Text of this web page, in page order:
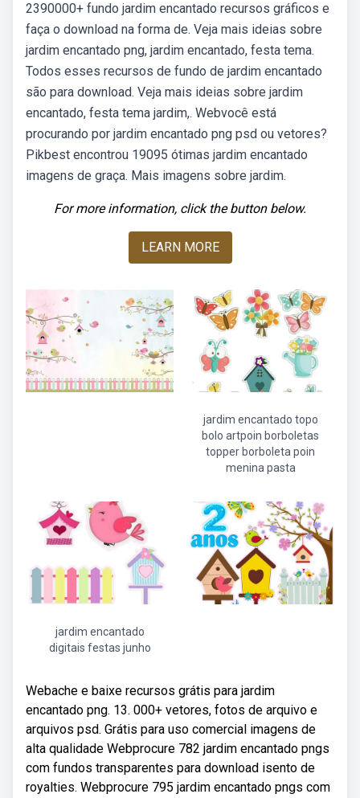
2390000+ fundo jardim encantado recursos gráficos e
faça o download na forma de. Veja mais ideias sobre
jardim encantado png, jardim encantado, festa tema.
Todos esses recursos de fundo de jardim encantado
são para download. Veja mais ideias sobre jardim
encantado, festa tema jardim,. Webvocê está
procurando por jardim encantado png psd ou vetores?
Pikbest encontrou 19095 ótimas jardim encantado
imagens de graça. Mais imagens sobre jardim.
For more information, click the button below.
LEARN MORE
jardim encantado topo
bolo artpoin borboletas
topper borboleta poin
menina pasta
jardim encantado
digitais festas junho
Webache e baixe recursos grátis para jardim
encantado png. 13. 000+ vetores, fotos de arquivo e
arquivos psd. Grátis para uso comercial imagens de
alta qualidade Webprocure 782 jardim encantado pngs
com fundos transparentes para download isento de
royalties. Webprocure 795 jardim encantado pngs com